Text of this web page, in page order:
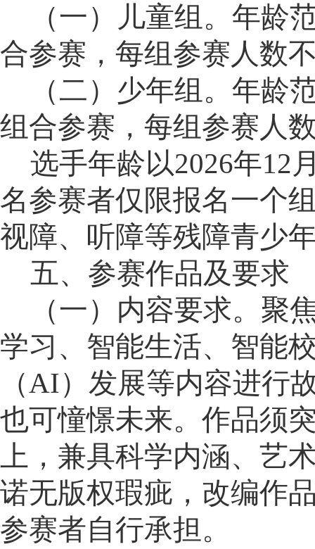
（一）儿童组。 年龄
合参赛，每组参赛人数
（二）少年组。 年龄
组合参赛，每组参赛人
选手年龄以2026年12
名参赛者仅限报名一个
视障、听障等残障青少
五、参赛作品及要求
（一）内容要求。 聚
学习、智能生活、智能
（AI）发展等内容进行
也可憧憬未来。作品须
上，兼具科学内涵、艺
诺无版权瑕疵，改编作
参赛者自行承担。